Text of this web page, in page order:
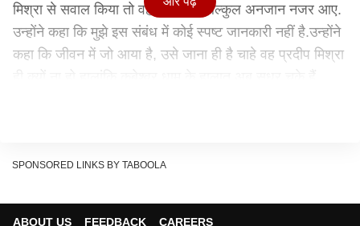
मिश्रा से सवाल किया तो वह सवाल से बिल्कुल अनजान नजर आए.
उन्होंने कहा कि मुझे इस संबंध में कोई स्पष्ट जानकारी नहीं है.उन्होंने
कहा कि जीवन में जो आया है, उसे जाना ही है चाहे वह प्रदीप मिश्रा
चीजों के लिए मोहताज होना पड़ा था.
SPONSORED LINKS BY TABOOLA
ABOUT US FEEDBACK CAREERS